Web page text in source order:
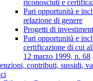
riconosciuti e
Pari opportunità e
relazione di genere
Progetti di
Pari opportunità e
certificazione di cui
12 marzo 1999, n. 68
contributi, sussidi,